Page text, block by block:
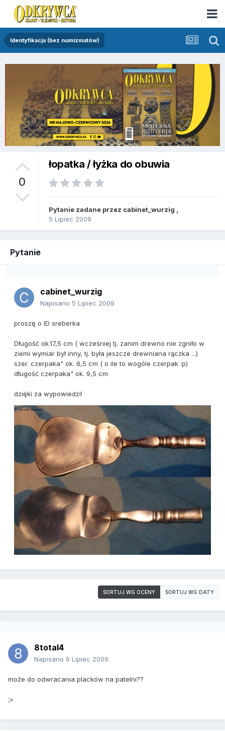
Identyfikacja (bez numizmatów)
0
łopatka / łyżka do obuwia
Pytanie zadane przez cabinet_wurzig
5 Lipiec 2009
Pytanie
cabinet_wurzig
Napisano 5 Lipiec 2009
proszę o ID sreberka
Długość ok.17,5 cm ( wcześniej tj. zanim drewno nie zgniło w
ziemi wymiar był inny, tj. była jeszcze drewniana rączka ...)
szer. czerpaka" ok. 6,5 cm ( o ile to wogóle czerpak :p)
długość czerpaka" ok. 9,5 cm
dzięki za wypowiedzi!
SORTUJ WG OCENY SORTUJ WG DATY
8total4
Napisano 6 Lipiec 2009
może do odwracania placków na patelni??
;>